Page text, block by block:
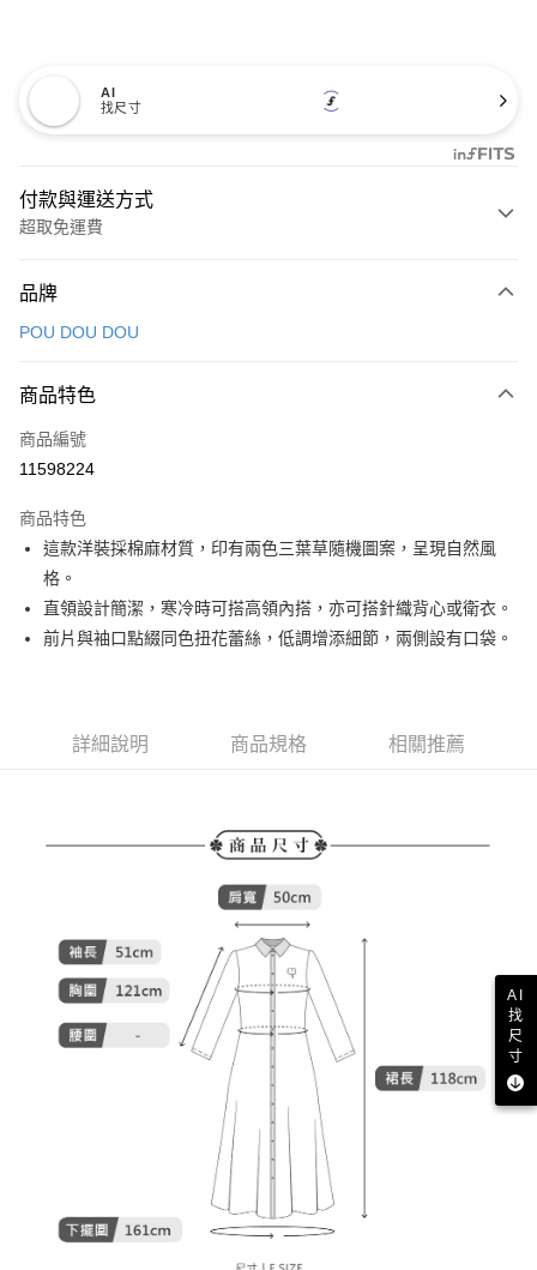
AI
找尺寸
付款與運送方式
超取免運費
信用卡一次付款
LINE Pay
Apple Pay
悠遊付
AFTEE先享後付
相關說明
【關於「AFTEE先享後付」】
AFTEE先享後付是「在收到商品之後才付款」的支付方式。 讓您購物簡單
３．安心：先確認商品／服務後，再付款。
２．訂單成立數日內，您將收到繳費通知簡訊。
ATM／網路銀行／等多元方式進行付款，方視為交易完成。
※ 請注意：結帳手續完成當下不需立刻繳費，但若您需要取消訂單，請聯絡
購買商品的店家。未經商家同意取消之訂單仍視為有效，需透過AFTEE先享
後付繳納相關費用。
※ 交易是否成功請以「AFTEE先享後付 」之結帳頁面顯示為準，若有關於
是否繳費成功／繳費後需取消欲退款等相關疑問，請聯繫「AFTEE先享後付
客戶支援中心」
https://netprotections.freshdesk.com/support/home
１．透過由恩沛科技股份有限公司提供之「AFTEE先享後付」服務完成之交
易，需依本服務之必要範圍內提供個人資料，並將交易相關給付款項請求債
權轉讓予恩沛科技股份有限公司。
２．關於個人資料處理事宜，請瀏覽以下網址：
https://aftee.tw/terms/#terms3
３．未成年的使用者請事先徵得法定代理人或監護人之同意方可使用
「AFTEE先享後付」，若未經同意申辦者引起之損失，本公司不負相關責
ATM付款
全家取貨付款
付款後萊爾富取貨
免運費
7-11取貨付款
免運費
品牌
POU DOU DOU
商品特色
商品編號
11598224
商品特色
這款洋裝採棉麻材質，印有兩色三葉草隨機圖案，呈現自然風
格。
直領設計簡潔，寒冷時可搭高領內搭，亦可搭針織背心或衛衣。
前片與袖口點綴同色扭花蕾絲，低調增添細節，兩側設有口袋。
詳細說明 商品規格 相關推薦
AI
找
尺
寸